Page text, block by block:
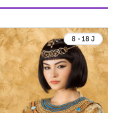
8 - 18 J